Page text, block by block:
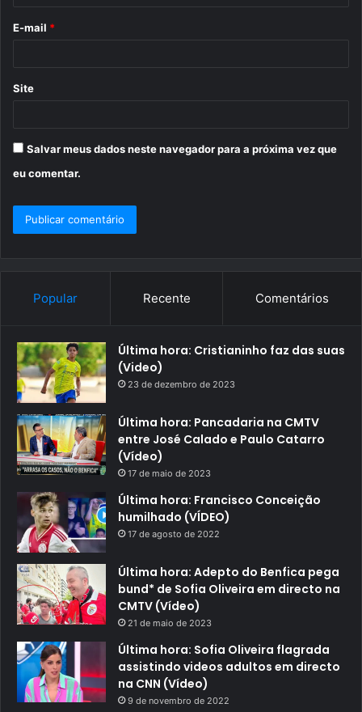
E-mail *
Site
Salvar meus dados neste navegador para a próxima vez que
eu comentar.
Popular Recente Comentários
Última hora: Cristianinho faz das suas
(Video)
23 de dezembro de 2023
Última hora: Pancadaria na CMTV
entre José Calado e Paulo Catarro
(Vídeo)
17 de maio de 2023
Última hora: Francisco Conceição
humilhado (VÍDEO)
17 de agosto de 2022
Última hora: Adepto do Benfica pega
bund* de Sofia Oliveira em directo na
CMTV (Vídeo)
21 de maio de 2023
Última hora: Sofia Oliveira flagrada
assistindo videos adultos em directo
na CNN (Vídeo)
9 de novembro de 2022